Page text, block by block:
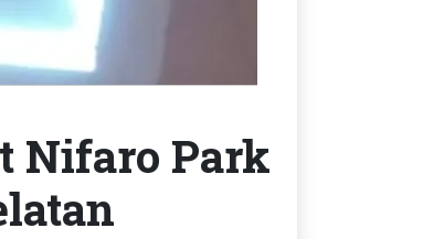
Nifaro Park